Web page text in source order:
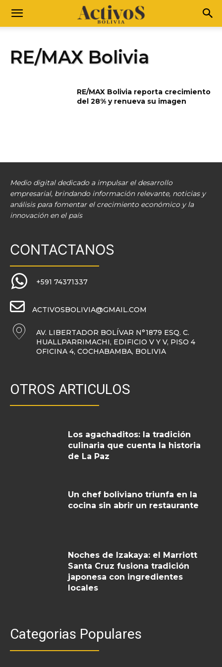
RE/MAX Bolivia
RE/MAX Bolivia reporta crecimiento
del 28% y renueva su imagen
Medio digital dedicado a impulsar el desarrollo
empresarial, brindando información relevante, noticias y
análisis para fomentar el crecimiento económico y la
innovación en el país
CONTACTANOS
+591 74371337
ACTIVOSBOLIVIA@GMAIL.COM
AV. LIBERTADOR BOLÍVAR N°1879 ESQ. C.
HUALLPARRIMACHI, EDIFICIO V Y V, PISO 4
OFICINA 4, COCHABAMBA, BOLIVIA
OTROS ARTICULOS
Los agachaditos: la tradición
culinaria que cuenta la historia
de La Paz
Un chef boliviano triunfa en la
cocina sin abrir un restaurante
Noches de Izakaya: el Marriott
Santa Cruz fusiona tradición
japonesa con ingredientes
locales
Categorias Populares